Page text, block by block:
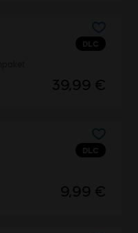
DLC
39,99 €
DLC
9,99 €